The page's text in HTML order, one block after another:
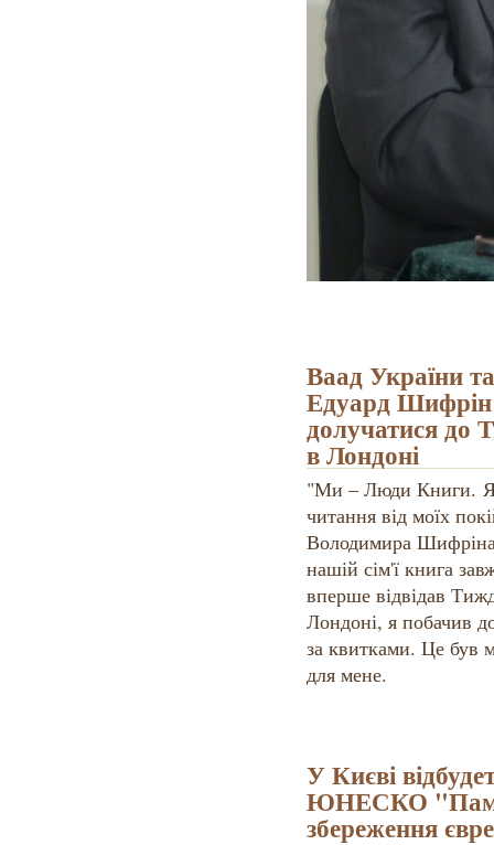
Ваад України
Едуард
долучатися до
в Лондоні
"Ми – Люди Книги. Я
читання від моїх
Володимира Шифріна
нашій сім'ї книга
вперше відвідав
Лондоні, я побачив
за квитками. Це був
для мене.
У Києві
ЮНЕСКО
збереження